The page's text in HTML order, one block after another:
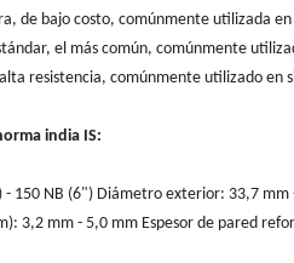
de bajo costo, comúnmente utilizada
el más común, comúnmente
resistencia, comúnmente utilizado en
india IS:
- 150 NB (6") Diámetro exterior: 33,7 mm
3,2 mm - 5,0 mm Espesor de pared